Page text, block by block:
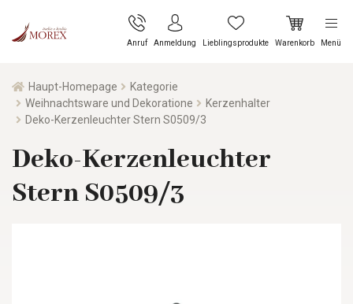
Anruf Anmeldung Lieblingsprodukte Warenkorb Menü
Haupt-Homepage
Kategorie
Weihnachtsware und Dekoratione
Kerzenhalter
Deko-Kerzenleuchter Stern S0509/3
Deko-Kerzenleuchter
Stern S0509/3